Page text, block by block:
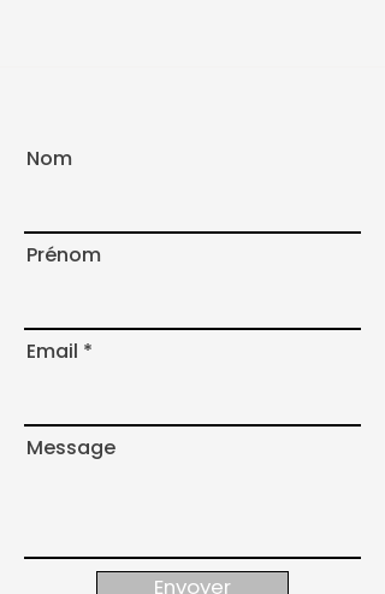
Nom
Prénom
Email
Message
Envoyer